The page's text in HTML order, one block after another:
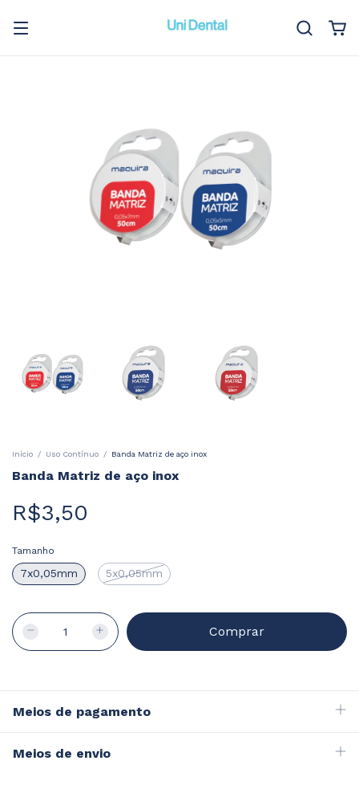
Início / Uso Contínuo / Banda Matriz de aço inox
Banda Matriz de aço inox
R$3,50
Tamanho
7x0,05mm 5x0,05mm
Meios de pagamento
Meios de envio